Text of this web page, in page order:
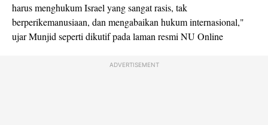
harus menghukum Israel yang sangat rasis, tak
berperikemanusiaan, dan mengabaikan hukum internasional,"
ujar Munjid seperti dikutif pada laman resmi NU Online
ADVERTISEMENT